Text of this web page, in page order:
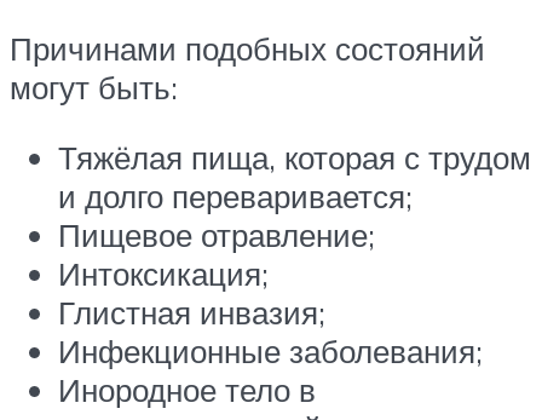
Причинами подобных состояний
могут быть:
Тяжёлая пища, которая с трудом
и долго переваривается;
Пищевое отравление;
Интоксикация;
Глистная инвазия;
Инфекционные заболевания;
Инородное тело в